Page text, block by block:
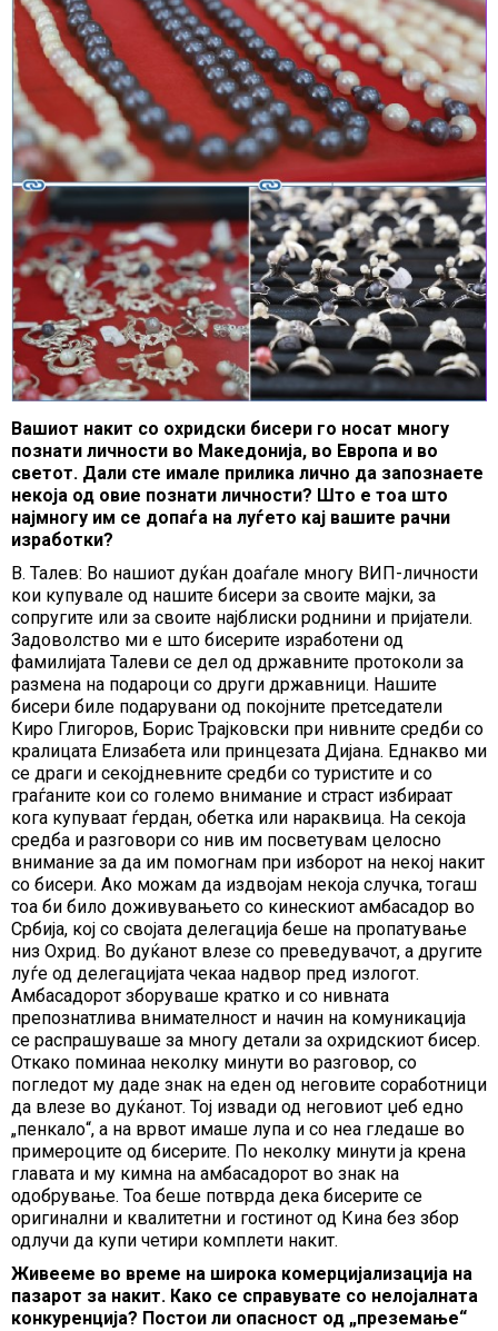
Вашиот накит со охридски бисери го носат многу
познати личности во Македонија, во Европа и во
светот. Дали сте имале прилика лично да запознаете
некоја од овие познати личности? Што е тоа што
најмногу им се допаѓа на луѓето кај вашите рачни
изработки?
В. Талев: Во нашиот дуќан доаѓале многу ВИП-личности
кои купувале од нашите бисери за своите мајки, за
сопругите или за своите најблиски роднини и пријатели.
Задоволство ми е што бисерите изработени од
фамилијата Талеви се дел од државните протоколи за
размена на подароци со други државници. Нашите
бисери биле подарувани од покојните претседатели
Киро Глигоров, Борис Трајковски при нивните средби со
кралицата Елизабета или принцезата Дијана. Еднакво ми
се драги и секојдневните средби со туристите и со
граѓаните кои со големо внимание и страст избираат
кога купуваат ѓердан, обетка или нараквица. На секоја
средба и разговори со нив им посветувам целосно
внимание за да им помогнам при изборот на некој накит
со бисери. Ако можам да издвојам некоја случка, тогаш
тоа би било доживувањето со кинескиот амбасадор во
Србија, кој со својата делегација беше на пропатување
низ Охрид. Во дуќанот влезе со преведувачот, а другите
луѓе од делегацијата чекаа надвор пред излогот.
Амбасадорот зборуваше кратко и со нивната
препознатлива внимателност и начин на комуникација
се распрашуваше за многу детали за охридскиот бисер.
Откако поминаа неколку минути во разговор, со
погледот му даде знак на еден од неговите соработници
да влезе во дуќанот. Тој извади од неговиот џеб едно
„пенкало“, а на врвот имаше лупа и со неа гледаше во
примероците од бисерите. По неколку минути ја крена
главата и му кимна на амбасадорот во знак на
одобрување. Тоа беше потврда дека бисерите се
оригинални и квалитетни и гостинот од Кина без збор
одлучи да купи четири комплети накит.
Живееме во време на широка комерцијализација на
пазарот за накит. Како се справувате со нелојалната
конкуренција? Постои ли опасност од „преземање“